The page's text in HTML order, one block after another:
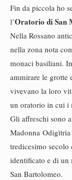
Fin da piccola ho
l’Oratorio di San
Nella Rossano
nella zona nota
monaci basiliani.
ammirare le grotte
vivevano la loro
un oratorio in cui i
Gli affreschi sono
Madonna Odigìtria
tredicesimo
identificato e di un
San Bartolomeo.